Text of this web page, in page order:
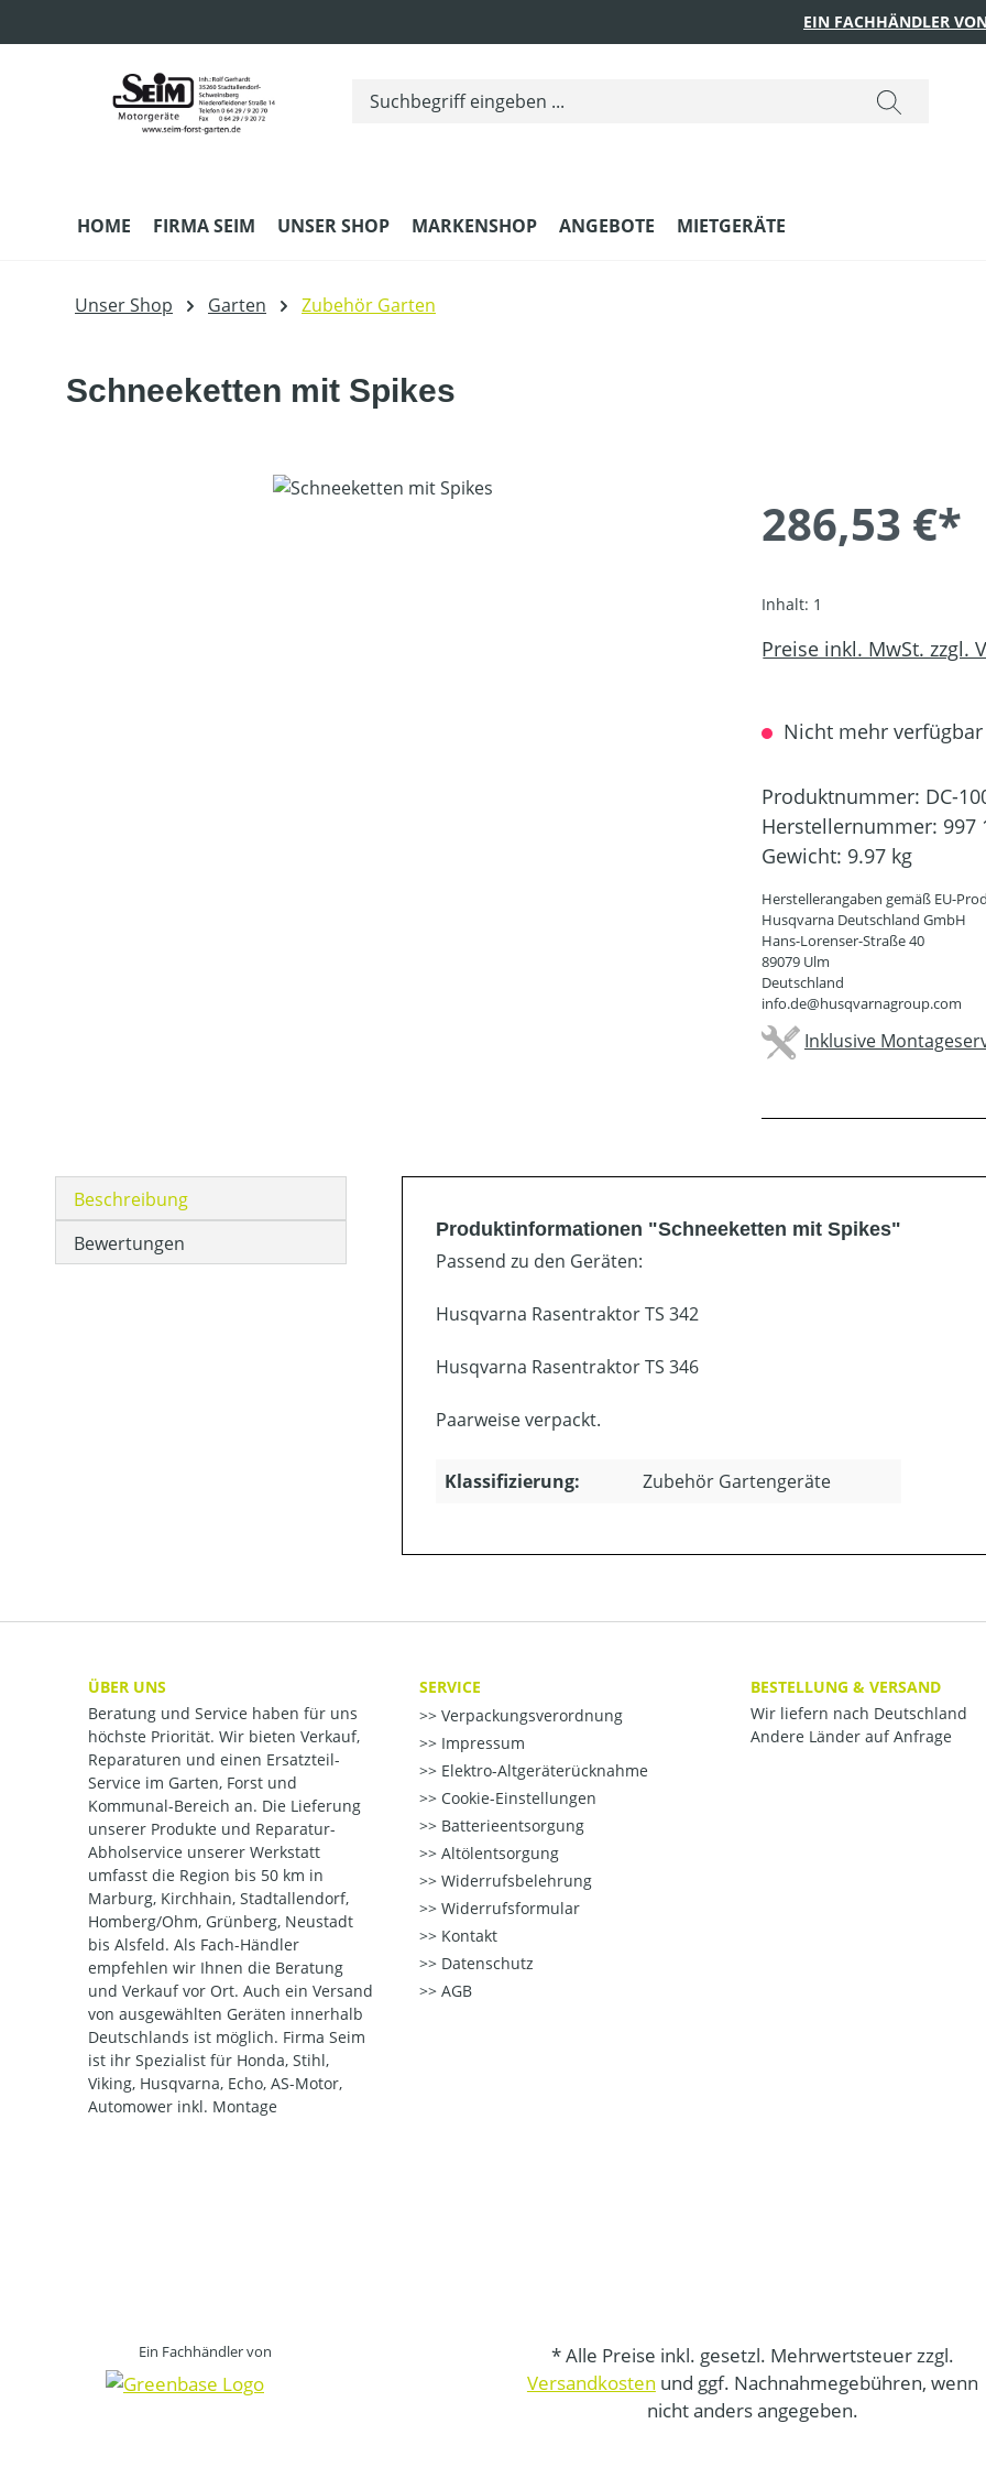
EIN FACHHÄNDLER
HOME FIRMA SEIM UNSER SHOP MARKENSHOP ANGEBOTE MIETGERÄTE
Unser Shop Garten Zubehör Garten
Schneeketten mit Spikes
286,53 €*
Inhalt: 1
Preise inkl. MwSt. zzgl.
Nicht mehr verfügbar
Produktnummer: DC-
Herstellernummer: 997
Gewicht: 9.97 kg
Herstellerangaben gemäß EU-
Husqvarna Deutschland GmbH
Hans-Lorenser-Straße 40
89079 Ulm
Deutschland
info.de@husqvarnagroup.com
Inklusive
Beschreibung
Bewertungen
Produktinformationen "Schneeketten mit Spikes"
Passend zu den Geräten:
Husqvarna Rasentraktor TS 342
Husqvarna Rasentraktor TS 346
Paarweise verpackt.
Klassifizierung: Zubehör Gartengeräte
ÜBER UNS
Beratung und Service haben für uns
höchste Priorität. Wir bieten Verkauf,
Reparaturen und einen Ersatzteil-
Service im Garten, Forst und
Kommunal-Bereich an. Die Lieferung
unserer Produkte und Reparatur-
Abholservice unserer Werkstatt
umfasst die Region bis 50 km in
Marburg, Kirchhain, Stadtallendorf,
Homberg/Ohm, Grünberg, Neustadt
bis Alsfeld. Als Fach-Händler
empfehlen wir Ihnen die Beratung
und Verkauf vor Ort. Auch ein Versand
von ausgewählten Geräten innerhalb
Deutschlands ist möglich. Firma Seim
ist ihr Spezialist für Honda, Stihl,
Viking, Husqvarna, Echo, AS-Motor,
Automower inkl. Montage
SERVICE
Verpackungsverordnung
Impressum
Elektro-Altgeräterücknahme
Cookie-Einstellungen
Batterieentsorgung
Altölentsorgung
Widerrufsbelehrung
Widerrufsformular
Kontakt
Datenschutz
AGB
BESTELLUNG & VERSAND
Wir liefern nach Deutschland
Andere Länder auf Anfrage
Ein Fachhändler von
* Alle Preise inkl. gesetzl. Mehrwertsteuer zzgl.
Versandkosten und ggf. Nachnahmegebühren, wenn
nicht anders angegeben.